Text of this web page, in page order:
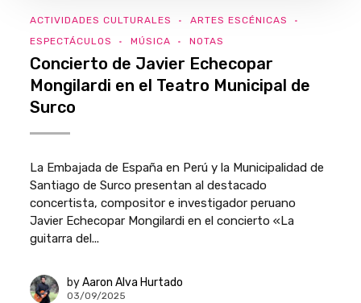
ACTIVIDADES CULTURALES
ARTES ESCÉNICAS
ESPECTÁCULOS
MÚSICA NOTAS
Concierto de Javier Echecopar
Mongilardi en el Teatro Municipal de
Surco
La Embajada de España en Perú y la Municipalidad de
Santiago de Surco presentan al destacado
concertista, compositor e investigador peruano
Javier Echecopar Mongilardi en el concierto «La
guitarra del...
by Aaron Alva Hurtado
03/09/2025